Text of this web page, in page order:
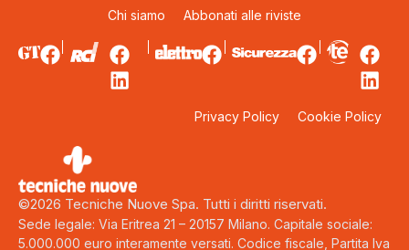
Chi siamo Abbonati alle riviste
Privacy Policy Cookie Policy
©2026 Tecniche Nuove Spa. Tutti i diritti riservati.
Sede legale: Via Eritrea 21 – 20157 Milano. Capitale sociale:
5.000.000 euro interamente versati. Codice fiscale, Partita Iva